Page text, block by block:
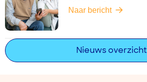
Naar bericht
Nieuws overzicht